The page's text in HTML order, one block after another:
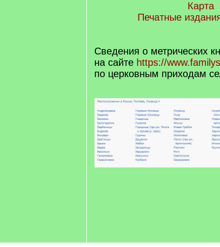
Карта
Печатные
Сведения о метрических
на сайте https://
по церковным приходам